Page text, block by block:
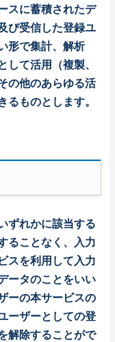
スに蓄積されたデ
び受信した登録ユ
形で集計、解析
して活用（複製、
の他のあらゆる活
るものとします。
ずれかに該当する
ることなく、入力
スを利用して入力
ータのことをいい
ーの本サービスの
ーザーとしての登
解除することがで